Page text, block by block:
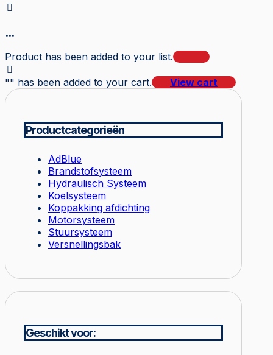
...
Product has been added to your list.
"" has been added to your cart. View cart
Productcategorieën
AdBlue
Brandstofsysteem
Hydraulisch Systeem
Koelsysteem
Koppakking afdichting
Motorsysteem
Stuursysteem
Versnellingsbak
Geschikt voor: